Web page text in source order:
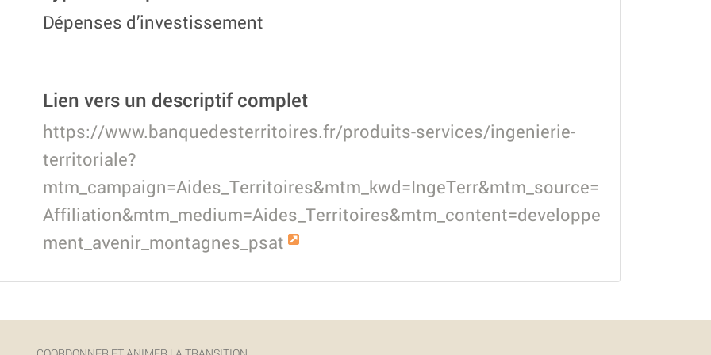
Dépenses d’investissement
Lien vers un descriptif complet
https://www.banquedesterritoires.fr/produits-services/ingenierie-
territoriale?
mtm_campaign=Aides_Territoires&mtm_kwd=IngeTerr&mtm_source=
Affiliation&mtm_medium=Aides_Territoires&mtm_content=developpe
ment_avenir_montagnes_psat